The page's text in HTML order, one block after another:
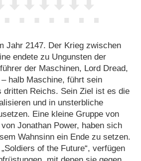
Jahr 2147. Der Krieg zwischen
endete zu Ungunsten der
der Maschinen, Lord Dread,
halb Maschine, führt sein
dritten Reichs. Sein Ziel ist es die
und in unsterbliche
Eine kleine Gruppe von
Jonathan Power, haben sich
Wahnsinn ein Ende zu setzen.
of the Future“, verfügen